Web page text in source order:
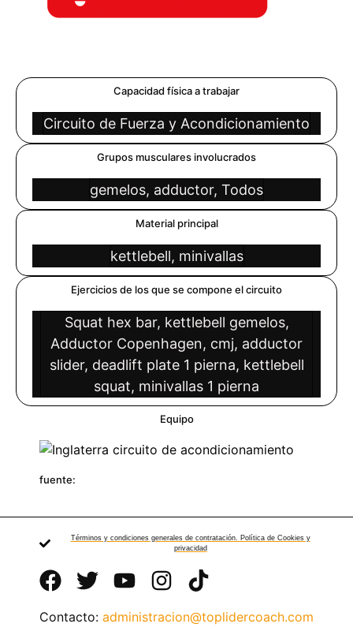
Capacidad física a trabajar
Circuito de Fuerza y Acondicionamiento
Grupos musculares involucrados
gemelos, adductor, Todos
Material principal
kettlebell, minivallas
Ejercicios de los que se compone el circuito
Squat hex bar, kettlebell gemelos,
Adductor Copenhagen, cmj, adductor
slider, deadlift plate 1 pierna, kettlebell
squat, minivallas 1 pierna
Equipo
fuente:
Términos y condiciones generales de contratación. Política de Cookies y
privacidad
Contacto: administracion@toplidercoach.com